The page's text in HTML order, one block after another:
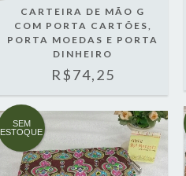
CARTEIRA DE MÃO G
COM PORTA CARTÕES,
PORTA MOEDAS E PORTA
DINHEIRO
R$74,25
SEM
ESTOQUE